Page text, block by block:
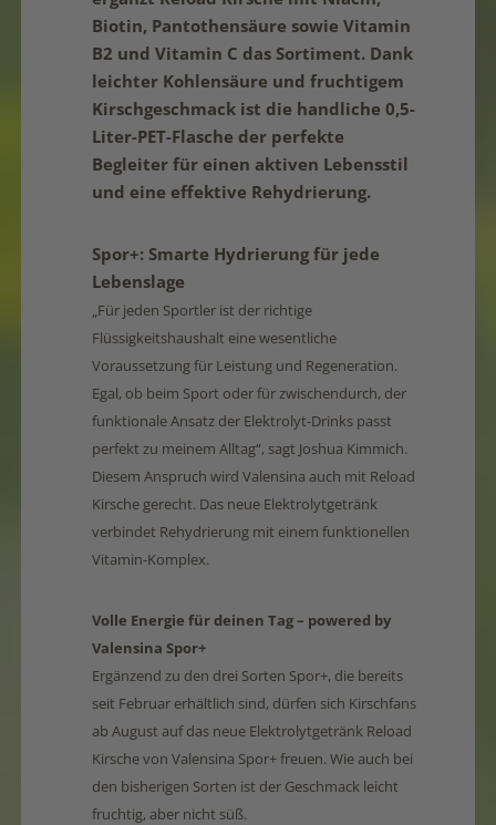
Biotin, Pantothensäure sowie Vitamin
B2 und Vitamin C das Sortiment. Dank
leichter Kohlensäure und fruchtigem
Kirschgeschmack ist die handliche 0,5-
Liter-PET-Flasche der perfekte
Begleiter für einen aktiven Lebensstil
und eine effektive Rehydrierung.
Spor+: Smarte Hydrierung für jede
Lebenslage
„Für jeden Sportler ist der richtige
Flüssigkeitshaushalt eine wesentliche
Voraussetzung für Leistung und Regeneration.
Egal, ob beim Sport oder für zwischendurch, der
funktionale Ansatz der Elektrolyt-Drinks passt
perfekt zu meinem Alltag“, sagt Joshua Kimmich.
Diesem Anspruch wird Valensina auch mit Reload
Kirsche gerecht. Das neue Elektrolytgetränk
verbindet Rehydrierung mit einem funktionellen
Vitamin-Komplex.
Volle Energie für deinen Tag – powered by
Valensina Spor+
Ergänzend zu den drei Sorten Spor+, die bereits
seit Februar erhältlich sind, dürfen sich Kirschfans
ab August auf das neue Elektrolytgetränk Reload
Kirsche von Valensina Spor+ freuen. Wie auch bei
den bisherigen Sorten ist der Geschmack leicht
fruchtig, aber nicht süß.